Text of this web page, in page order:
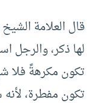
قال العلامة
لها ذكر، والرجل
تكون مكرهةً فلا
تكون مفطرة،